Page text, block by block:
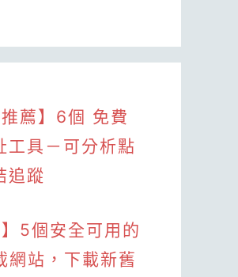
薦】6個 免費
工具－可分析點
追蹤
5個安全可用的
網站，下載新舊